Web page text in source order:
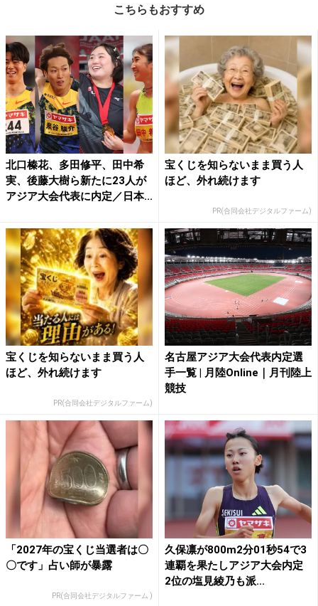
こちらもおすすめ
北口榛花、多田修平、田中希
実、後藤大樹ら新たに23人が
アジア大会代表に内定／日本...
宝くじを知らないまま買う人
ほど、外れ続けます
PR(合同会社デジタルファーム)
宝くじを知らないまま買う人
ほど、外れ続けます
PR(合同会社デジタルファーム)
名古屋アジア大会代表内定選
手一覧 | 月陸Online｜月刊陸上
競技
「2027年の宝くじ当選者は〇
〇です」占い師が暴露
PR(合同会社デジタルファーム )
久保凛が800m2分01秒54で3
連覇を果たしアジア大会内定
2位の塩見綾乃も派...